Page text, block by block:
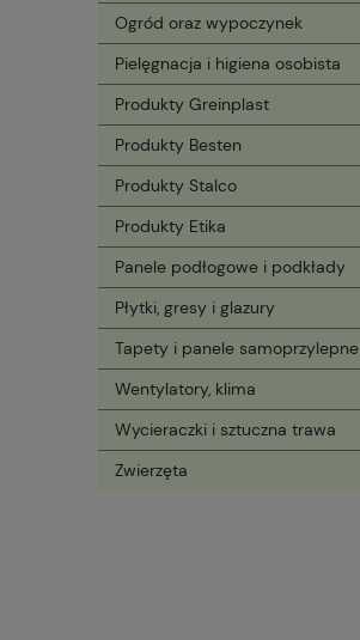
Ogród oraz wypoczynek
Pielęgnacja i higiena osobista
Produkty Greinplast
Produkty Besten
Produkty Stalco
Produkty Etika
Panele podłogowe i podkłady
Płytki, gresy i glazury
Tapety i panele samoprzylepne
Wentylatory, klima
Wycieraczki i sztuczna trawa
Zwierzęta